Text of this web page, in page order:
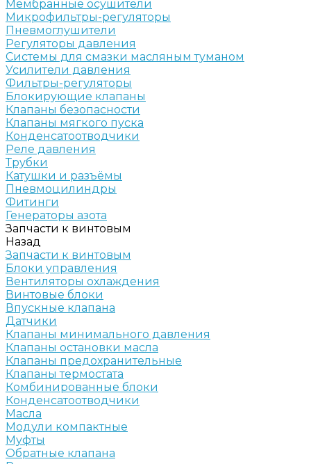
Мембранные осушители
Микрофильтры-регуляторы
Пневмоглушители
Регуляторы давления
Системы для смазки масляным туманом
Усилители давления
Фильтры-регуляторы
Блокирующие клапаны
Клапаны безопасности
Клапаны мягкого пуска
Конденсатоотводчики
Реле давления
Трубки
Катушки и разъёмы
Пневмоцилиндры
Фитинги
Генераторы азота
Запчасти к винтовым
Назад
Запчасти к винтовым
Блоки управления
Вентиляторы охлаждения
Винтовые блоки
Впускные клапана
Датчики
Клапаны минимального давления
Клапаны остановки масла
Клапаны предохранительные
Клапаны термостата
Комбинированные блоки
Конденсатоотводчики
Масла
Модули компактные
Муфты
Обратные клапана